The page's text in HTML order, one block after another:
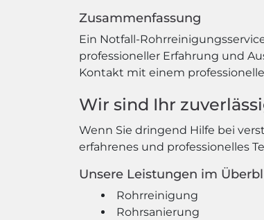
Zusammenfassung
Ein Notfall-
professioneller Erfahrung und
Kontakt mit einem
Wir sind Ihr
Wenn Sie dringend Hilfe bei
erfahrenes und professionelles
Unsere Leistungen im
Rohrreinigung
Rohrsanierung